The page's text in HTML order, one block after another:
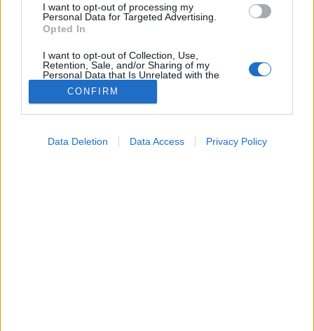
I want to opt-out of processing my
Personal Data for Targeted Advertising.
Opted In
I want to opt-out of Collection, Use,
Retention, Sale, and/or Sharing of my
Personal Data that Is Unrelated with the
Purposes for which it was collected.
Opted Out
I want to allow Google to enable storage
CONFIRM
Data Deletion Data Access Privacy Policy